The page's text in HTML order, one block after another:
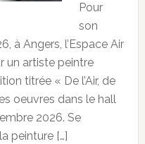
Pour
son
à Angers, l’Espace Air
un artiste peintre
titrée « De l’Air, de
oeuvres dans le hall
2026. Se
peinture […]